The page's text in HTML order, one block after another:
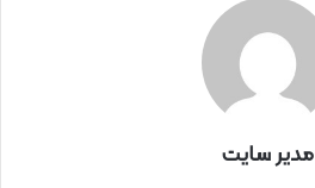
مدیر سایت